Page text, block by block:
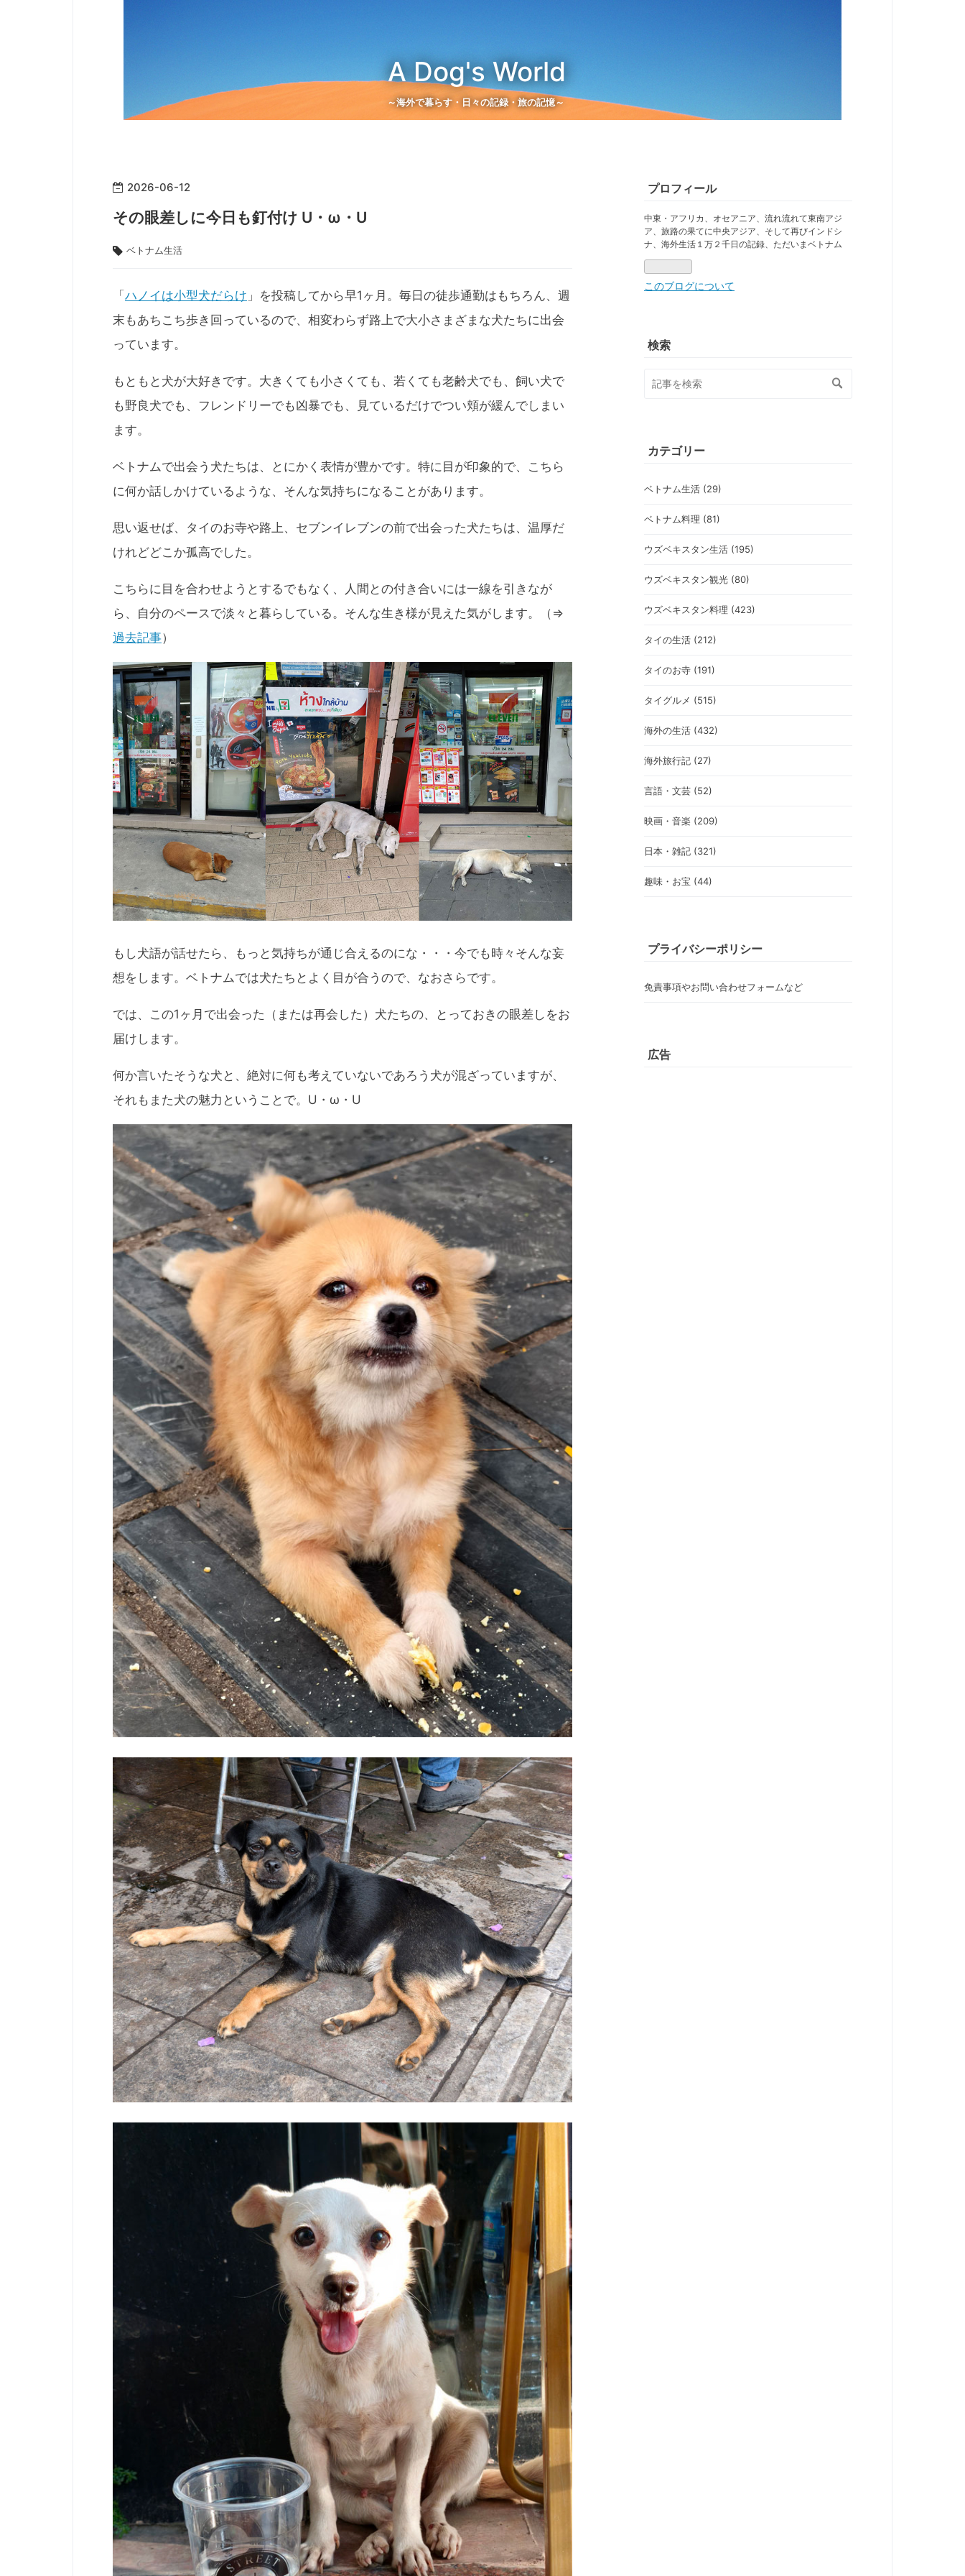
A Dog's World
～海外で暮らす・日々の記録・旅の記憶～
2026-06-12
その眼差しに今日も釘付け U・ω・U
ベトナム生活
「 ハノイは小型犬だらけ 」を投稿してから早1ヶ月。毎日の徒歩通勤はもちろん、週
末もあちこち歩き回っているので、相変わらず路上で大小さまざまな犬たちに出会
っています。
もともと犬が大好きです。大きくても小さくても、若くても老齢犬でも、飼い犬で
も野良犬でも、フレンドリーでも凶暴でも、見ているだけでつい頬が緩んでしまい
ます。
ベトナムで出会う犬たちは、とにかく表情が豊かです。特に目が印象的で、こちら
に何か話しかけているような、そんな気持ちになることがあります。
思い返せば、タイのお寺や路上、セブンイレブンの前で出会った犬たちは、温厚だ
けれどどこか孤高でした。
こちらに目を合わせようとするでもなく、人間との付き合いには一線を引きなが
ら、自分のペースで淡々と暮らしている。そんな生き様が見えた気がします。（⇒
過去記事）
もし犬語が話せたら、もっと気持ちが通じ合えるのにな・・・今でも時々そんな妄
想をします。ベトナムでは犬たちとよく目が合うので、なおさらです。
では、この1ヶ月で出会った（または再会した）犬たちの、とっておきの眼差しをお
届けします。
何か言いたそうな犬と、絶対に何も考えていないであろう犬が混ざっていますが、
それもまた犬の魅力ということで。U・ω・U
プロフィール
中東・アフリカ、オセアニア、流れ流れて東南アジ
ア、旅路の果てに中央アジア、そして再びインドシ
ナ、海外生活１万２千日の記録、ただいまベトナム
このブログについて
検索
カテゴリー
ベトナム生活 (29)
ベトナム料理 (81)
ウズベキスタン生活 (195)
ウズベキスタン観光 (80)
ウズベキスタン料理 (423)
タイの生活 (212)
タイのお寺 (191)
タイグルメ (515)
海外の生活 (432)
海外旅行記 (27)
言語・文芸 (52)
映画・音楽 (209)
日本・雑記 (321)
趣味・お宝 (44)
プライバシーポリシー
免責事項やお問い合わせフォームなど
広告